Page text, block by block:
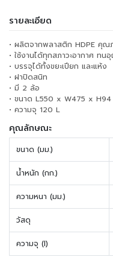
รายละเอียด
• ผลิตจากพลาสติก HDPE คุณ
• ใช้งานได้ทุกสภาวะอากาศ
• บรรจุได้ทั้งขยะเปียก และแห้ง
• ฝาปิดสนิท
• มี 2 ล้อ
• ขนาด L550 x W475 x H94
• ความจุ 120 L
คุณลักษณะ
ขนาด (มม.)
น้ำหนัก (กก.)
ความหนา (มม.)
วัสดุ
ความจุ (l)